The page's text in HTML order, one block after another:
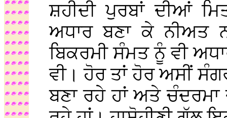
ਸ਼ਹੀਦੀ ਪੁਰਬਾਂ ਦੀਆਂ
ਅਧਾਰ ਬਣਾ ਕੇ
ਬਿਕਰਮੀ ਸੰਮਤ ਨੂੰ ਵੀ
ਵੀ। ਹੋਰ ਤਾਂ ਹੋਰ ਅਸੀਂ
ਬਣਾ ਰਹੇ ਹਾਂ ਅਤੇ